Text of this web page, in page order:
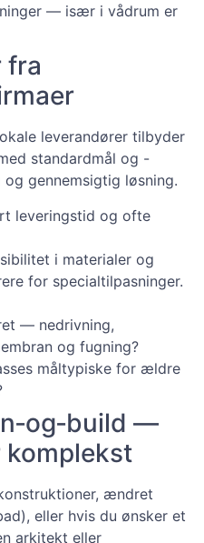
— især i vådrum er
fra
leverandører tilbyder
standardmål og -
gennemsigtig løsning.
leveringstid og ofte
i materialer og
for specialtilpasninger.
— nedrivning,
og fugning?
måltypiske for ældre
—
komplekst
ændret
eller hvis du ønsker et
arkitekt eller